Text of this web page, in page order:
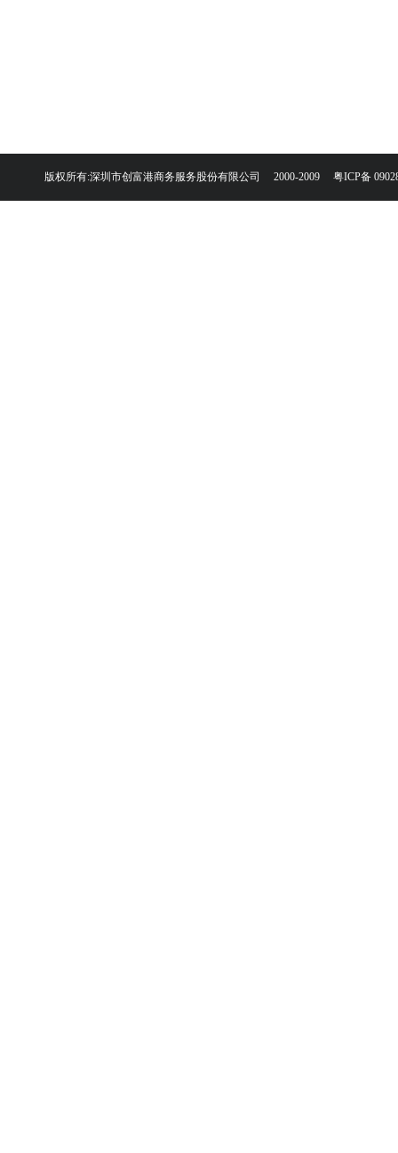
版权所有:深圳市创富港商务服务股份有限公司 2000-2009 粤ICP备